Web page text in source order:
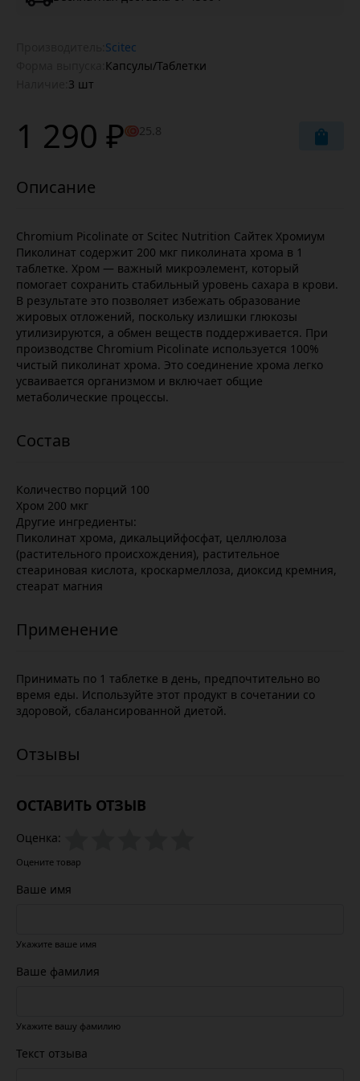
Scitec
Капсулы/Таблетки
3 шт
1 290 ₽ 25.8
Chromium Picolinate от Scitec Nutrition Сайтек Хромиум
Пиколинат содержит 200 мкг пиколината хрома в 1
таблетке. Хром — важный микроэлемент, который
помогает сохранить стабильный уровень сахара в крови.
В результате это позволяет избежать образование
жировых отложений, поскольку излишки глюкозы
утилизируются, а обмен веществ поддерживается. При
производстве Chromium Picolinate используется 100%
чистый пиколинат хрома. Это соединение хрома легко
усваивается организмом и включает общие
метаболические процессы.
Количество порций 100
Хром 200 мкг
Другие ингредиенты:
Пиколинат хрома, дикальцийфосфат, целлюлоза
(растительного происхождения), растительное
стеариновая кислота, кроскармеллоза, диоксид кремния,
стеарат магния
Принимать по 1 таблетке в день, предпочтительно во
время еды. Используйте этот продукт в сочетании со
здоровой, сбалансированной диетой.
ОСТАВИТЬ ОТЗЫВ
Оценка:
Оцените товар
Ваше имя
Укажите ваше имя
Ваше фамилия
Укажите вашу фамилию
Текст отзыва